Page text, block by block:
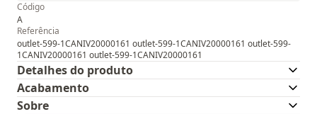
Código
A
Referência
outlet-599-1CANIV20000161 outlet-599-1CANIV20000161 outlet-599-
1CANIV20000161 outlet-599-1CANIV20000161
Detalhes do produto
Acabamento
Sobre